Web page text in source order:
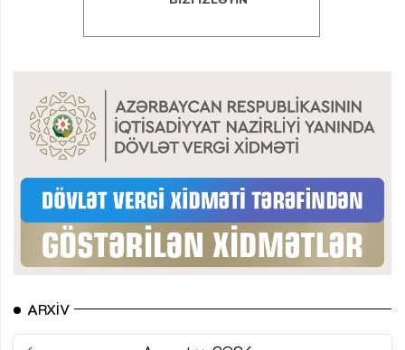
ARXIV